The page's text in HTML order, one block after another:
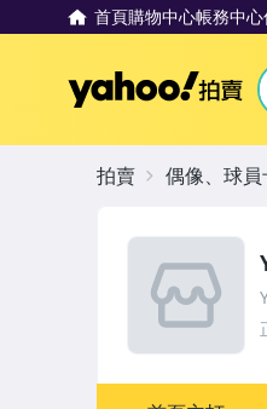
首頁購物中心帳務中心
拍賣 偶像、球